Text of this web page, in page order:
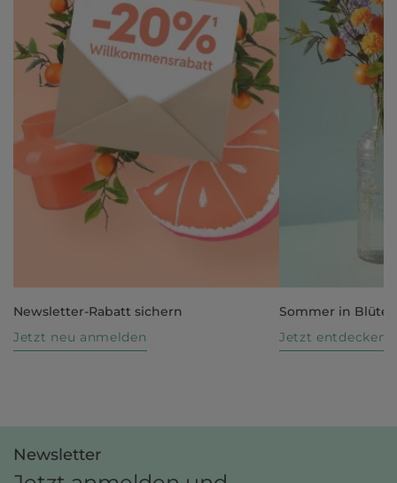
Newsletter-Rabatt sichern
Jetzt neu anmelden
Sommer in Blüte
Jetzt entdecken
Newsletter